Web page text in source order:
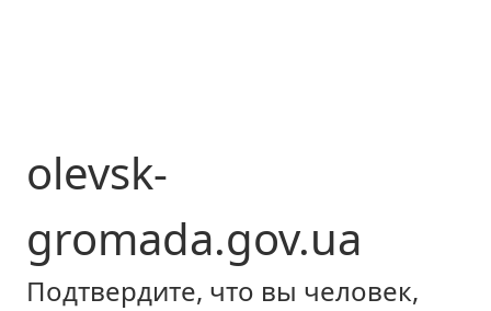
olevsk-
gromada.gov.ua
Подтвердите, что вы человек,